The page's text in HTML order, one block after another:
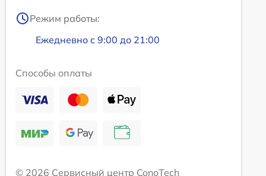
Режим работы:
Ежедневно с 9:00 до 21:00
Способы оплаты
© 2026 Сервисный центр ConoTech